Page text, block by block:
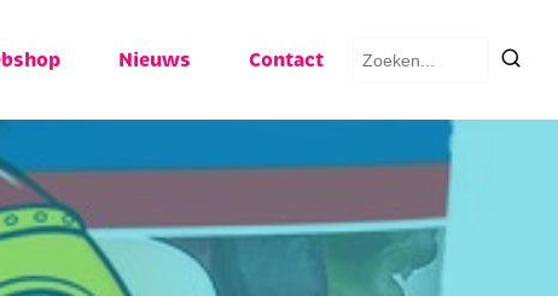
Nieuws Contact
Zoeken